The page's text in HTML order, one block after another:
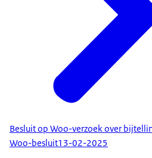
Besluit op Woo-verzoek over
Woo-besluit13-02-2025